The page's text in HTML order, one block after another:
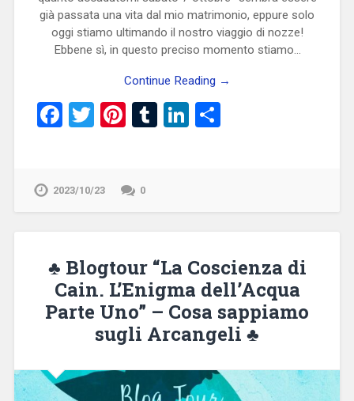
già passata una vita dal mio matrimonio, eppure solo
oggi stiamo ultimando il nostro viaggio di nozze!
Ebbene sì, in questo preciso momento stiamo…
Continue Reading →
Facebook
Twitter
Pinterest
TumblrLinkedIn
Condividi
2023/10/23 0
♣ Blogtour “La Coscienza di
Cain. L’Enigma dell’Acqua
Parte Uno” – Cosa sappiamo
sugli Arcangeli ♣